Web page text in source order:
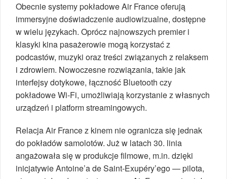
Obecnie systemy pokładowe Air France oferują
immersyjne doświadczenie audiowizualne, dostępne
w wielu językach. Oprócz najnowszych premier i
klasyki kina pasażerowie mogą korzystać z
podcastów, muzyki oraz treści związanych z relaksem
i zdrowiem. Nowoczesne rozwiązania, takie jak
interfejsy dotykowe, łączność Bluetooth czy
pokładowe Wi-Fi, umożliwiają korzystanie z własnych
urządzeń i platform streamingowych.
Relacja Air France z kinem nie ogranicza się jednak
do pokładów samolotów. Już w latach 30. linia
angażowała się w produkcje filmowe, m.in. dzięki
inicjatywie Antoine’a de Saint-Exupéry’ego — pilota,